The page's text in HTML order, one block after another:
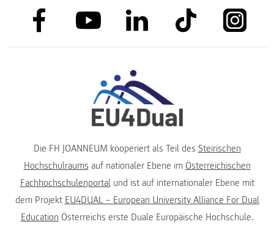
link to facebooklink to youtubelink to linkedinlink to tiktok
Die FH JOANNEUM kooperiert als Teil des Steirischen
Hochschulraums auf nationaler Ebene im Österreichischen
Fachhochschulenportalund ist auf internationaler Ebene mit
dem Projekt EU4DUAL – European University Alliance For Dual
Education Österreichs erste Duale Europäische Hochschule.